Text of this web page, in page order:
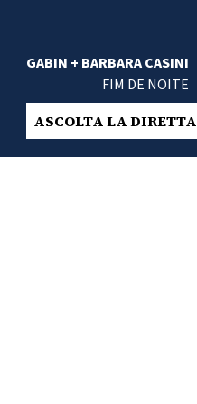
GABIN + BARBARA CASINI
FIM DE NOITE
ASCOLTA LA DIRETTA